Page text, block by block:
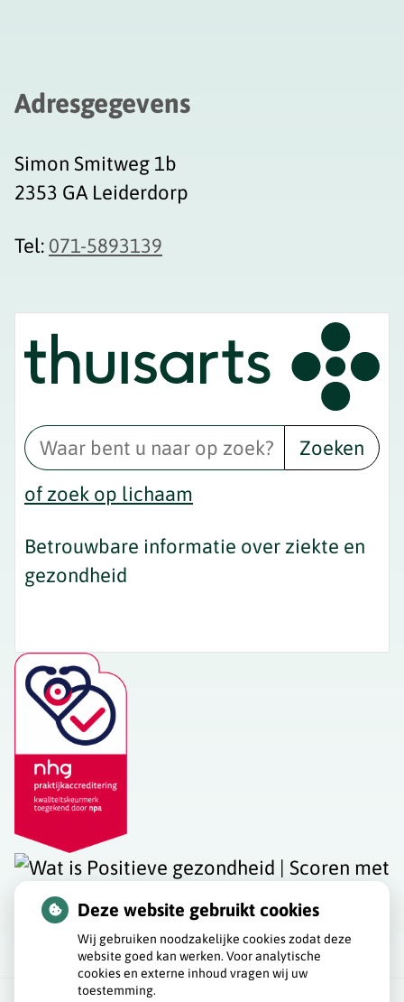
Adresgegevens
Simon Smitweg 1b
2353 GA Leiderdorp
Tel: 071-5893139
Zoeken
of zoek op lichaam
Betrouwbare informatie over ziekte en
gezondheid
Deze website gebruikt cookies
Wij gebruiken noodzakelijke cookies zodat deze
website goed kan werken. Voor analytische
cookies en externe inhoud vragen wij uw
toestemming.